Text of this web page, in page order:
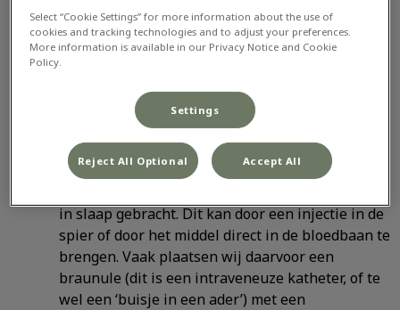
of anesthesie wordtstapsgewijsopgebouwd. De keuze
van de middelen wordt bepaald aan de hand van het
pre-anesthetisch onderzoek.
aan uw dier, die bestaat meestal uit
een combinatie van een rustgevend en
pijnstillend middel.
in slaap gebracht. Dit kan door een injectie in de
spier of door het middel direct in de bloedbaan te
brengen. Vaak plaatsen wij daarvoor een
braunule (dit is een intraveneuze katheter, of te
wel een ‘buisje in een ader’) met een
Select “Cookie Settings” for more information about the use of
cookies and tracking technologies and to adjust your preferences.
More information is available in our Privacy Notice and Cookie
Policy.
Settings
Reject All Optional Accept All